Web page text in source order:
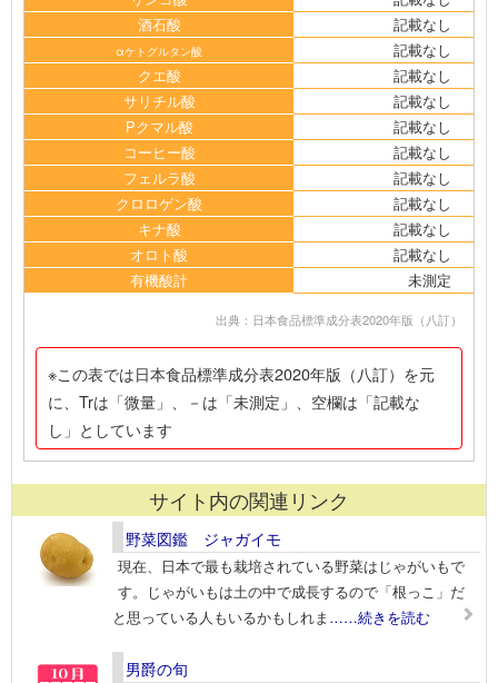
酒石酸
記載なし
αケトグルタン酸
記載なし
クエ酸
記載なし
サリチル酸
記載なし
Pクマル酸
記載なし
コーヒー酸
記載なし
フェルラ酸
記載なし
クロロゲン酸
記載なし
キナ酸
記載なし
オロト酸
記載なし
有機酸計
未測定
出典：日本食品標準成分表2020年版（八訂）
※この表では日本食品標準成分表2020年版（八訂）を元
に、Trは「微量」、－は「未測定」、空欄は「記載な
し」としています
サイト内の関連リンク
野菜図鑑 ジャガイモ
現在、日本で最も栽培されている野菜はじゃがいもで
す。じゃがいもは土の中で成長するので「根っこ」だ
と思っている人もいるかもしれま ……続きを読む
男爵の旬